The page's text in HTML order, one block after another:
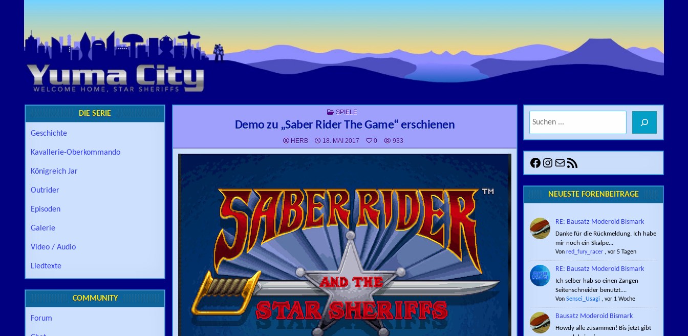
POSTED IN
SPIELE
Demo zu „Saber Rider The Game“ erschienen
HERB 18. MAI 2017 0 933
DIE SERIE
Geschichte
Kavallerie-Oberkommando
Königreich Jar
Outrider
Episoden
Galerie
Video / Audio
Liedtexte
COMMUNITY
Forum
Facebook
Instagram
E-MailRSS-Feed
NEUESTE FORENBEITRÄGE
RE: Bausatz Moderoid Bismark
Danke für die Rückmeldung. Ich habe
mir noch ein Skalpe...
Von red_fury_racer, vor 5 Tagen
RE: Bausatz Moderoid Bismark
Ich selber hab so einen Zangen
Seitenschneider benutzt....
Von Sensei_Usagi , vor 1 Woche
Bausatz Moderoid Bismark
Howdy alle zusammen! Bis jetzt gibt